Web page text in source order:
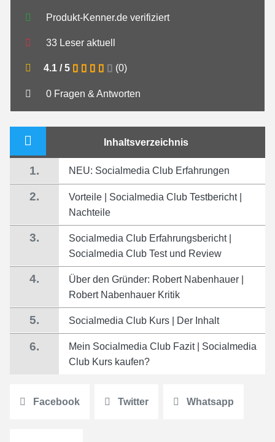
Produkt-Kenner.de verifiziert
33 Leser aktuell
4.1 / 5 (0)
0 Fragen & Antworten
Inhaltsverzeichnis
1. NEU: Socialmedia Club Erfahrungen
2.
Vorteile | Socialmedia Club Testbericht |
Nachteile
3.
Socialmedia Club Erfahrungsbericht |
Socialmedia Club Test und Review
4.
Über den Gründer: Robert Nabenhauer |
Robert Nabenhauer Kritik
5. Socialmedia Club Kurs | Der Inhalt
6.
Mein Socialmedia Club Fazit | Socialmedia
Club Kurs kaufen?
Facebook Twitter Whatsapp